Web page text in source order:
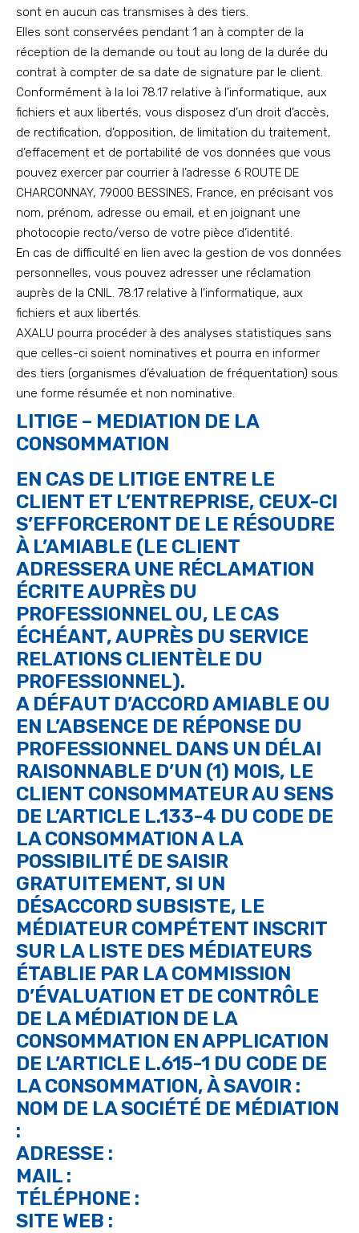
sont en aucun cas transmises à des tiers.
Elles sont conservées pendant 1 an à compter de la
réception de la demande ou tout au long de la durée du
contrat à compter de sa date de signature par le client.
Conformément à la loi 78.17 relative à l’informatique, aux
fichiers et aux libertés, vous disposez d’un droit d’accès,
de rectification, d’opposition, de limitation du traitement,
d’effacement et de portabilité de vos données que vous
pouvez exercer par courrier à l’adresse 6 ROUTE DE
CHARCONNAY, 79000 BESSINES, France, en précisant vos
nom, prénom, adresse ou email, et en joignant une
photocopie recto/verso de votre pièce d’identité.
En cas de difficulté en lien avec la gestion de vos données
personnelles, vous pouvez adresser une réclamation
auprès de la CNIL. 78.17 relative à l’informatique, aux
fichiers et aux libertés.
AXALU pourra procéder à des analyses statistiques sans
que celles-ci soient nominatives et pourra en informer
des tiers (organismes d’évaluation de fréquentation) sous
une forme résumée et non nominative.
LITIGE – MEDIATION DE LA
CONSOMMATION
EN CAS DE LITIGE ENTRE LE
CLIENT ET L’ENTREPRISE, CEUX-CI
S’EFFORCERONT DE LE RÉSOUDRE
À L’AMIABLE (LE CLIENT
ADRESSERA UNE RÉCLAMATION
ÉCRITE AUPRÈS DU
PROFESSIONNEL OU, LE CAS
ÉCHÉANT, AUPRÈS DU SERVICE
RELATIONS CLIENTÈLE DU
PROFESSIONNEL).
A DÉFAUT D’ACCORD AMIABLE OU
EN L’ABSENCE DE RÉPONSE DU
PROFESSIONNEL DANS UN DÉLAI
RAISONNABLE D’UN (1) MOIS, LE
CLIENT CONSOMMATEUR AU SENS
DE L’ARTICLE L.133-4 DU CODE DE
LA CONSOMMATION A LA
POSSIBILITÉ DE SAISIR
GRATUITEMENT, SI UN
DÉSACCORD SUBSISTE, LE
MÉDIATEUR COMPÉTENT INSCRIT
SUR LA LISTE DES MÉDIATEURS
ÉTABLIE PAR LA COMMISSION
D’ÉVALUATION ET DE CONTRÔLE
DE LA MÉDIATION DE LA
CONSOMMATION EN APPLICATION
DE L’ARTICLE L.615-1 DU CODE DE
LA CONSOMMATION, À SAVOIR :
NOM DE LA SOCIÉTÉ DE MÉDIATION
:
ADRESSE :
MAIL :
TÉLÉPHONE :
SITE WEB :